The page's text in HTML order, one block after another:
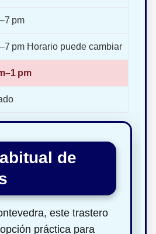
pm
pm Horario puede cambiar
pm
de
este trastero
práctica para